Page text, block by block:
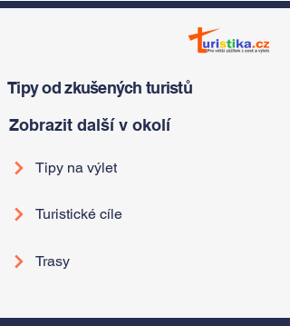
Tipy od zkušených turistů
Zobrazit další v okolí
Tipy na výlet
Turistické cíle
Trasy